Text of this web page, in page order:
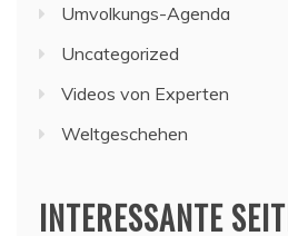
Umvolkungs-Agenda
Uncategorized
Videos von Experten
Weltgeschehen
INTERESSANTE